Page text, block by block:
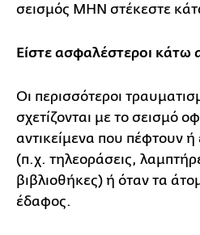
σεισμός ΜΗΝ στέκεστε
Είστε ασφαλέστεροι κάτω
Οι περισσότεροι
σχετίζονται με το σεισμό
αντικείμενα που πέφτουν ή
(π.χ. τηλεοράσεις,
βιβλιοθήκες) ή όταν τα
έδαφος.